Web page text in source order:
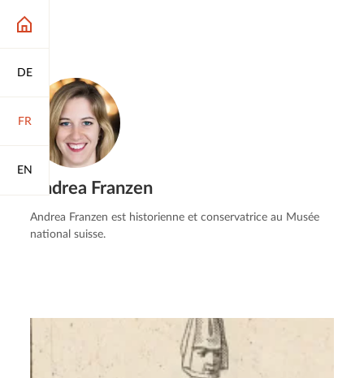
DE
FR
EN
Andrea Franzen
Andrea Franzen est historienne et conservatrice au Musée
national suisse.